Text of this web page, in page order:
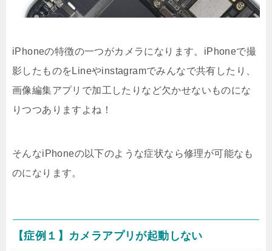
iPhoneの特徴の一つがカメラになります。iPhoneで撮
影したものをLineやinstagramでみんなで共有したり、
画像編集アプリで加工したりなど欠かせないものにな
りつつありますよね！
そんなiPhoneの以下のような症状なら修理が可能なも
のになります。
【症例１】カメラアプリが起動しない